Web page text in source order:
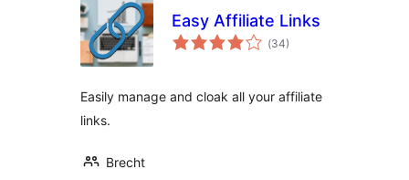
Easy Affiliate Links
(Totalt
antal
34)
Easily manage and cloak all your affiliate
links.
Brecht